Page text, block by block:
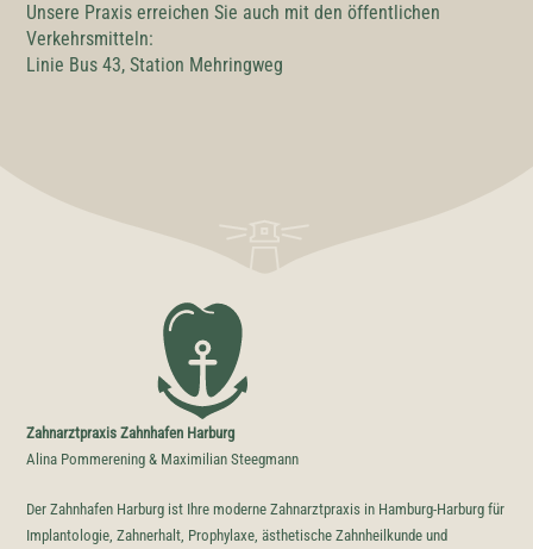
Unsere Praxis erreichen Sie auch mit den öffentlichen
Verkehrsmitteln:
Linie Bus 43, Station Mehringweg
Zahnarztpraxis Zahnhafen Harburg
Alina Pommerening & Maximilian Steegmann
Der Zahnhafen Harburg ist Ihre moderne Zahnarztpraxis in Hamburg-Harburg für
Implantologie, Zahnerhalt, Prophylaxe, ästhetische Zahnheilkunde und